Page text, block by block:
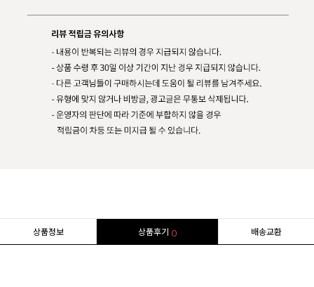
상품정보 상품후기 0 배송교환